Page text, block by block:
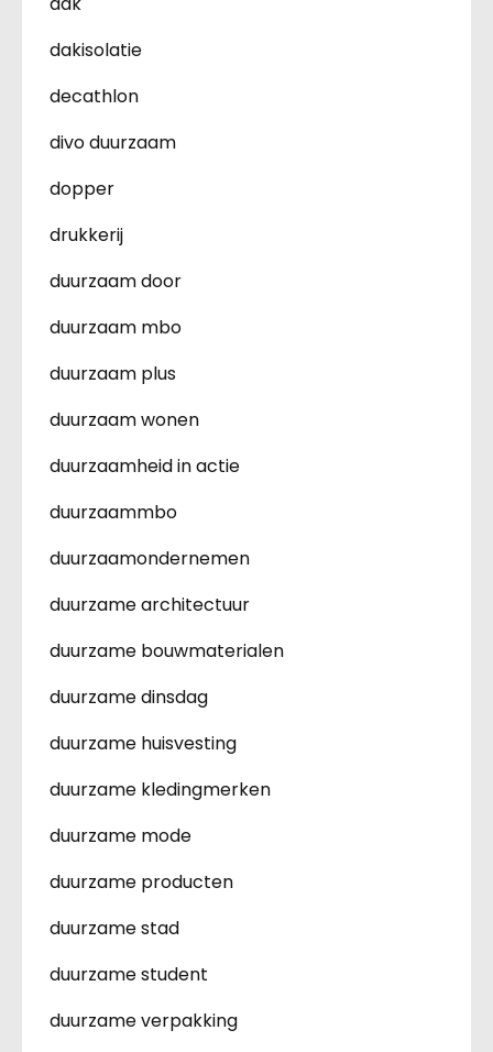
dakisolatie
decathlon
divo duurzaam
dopper
drukkerij
duurzaam door
duurzaam mbo
duurzaam plus
duurzaam wonen
duurzaamheid in actie
duurzaammbo
duurzaamondernemen
duurzame architectuur
duurzame bouwmaterialen
duurzame dinsdag
duurzame huisvesting
duurzame kledingmerken
duurzame mode
duurzame producten
duurzame stad
duurzame student
duurzame verpakking